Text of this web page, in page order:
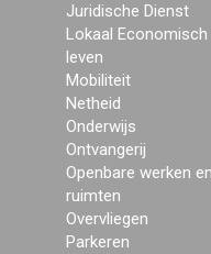
Juridische Dienst
Lokaal Economisch
leven
Mobiliteit
Netheid
Onderwijs
Ontvangerij
Openbare werken en
ruimten
Overvliegen
Parkeren